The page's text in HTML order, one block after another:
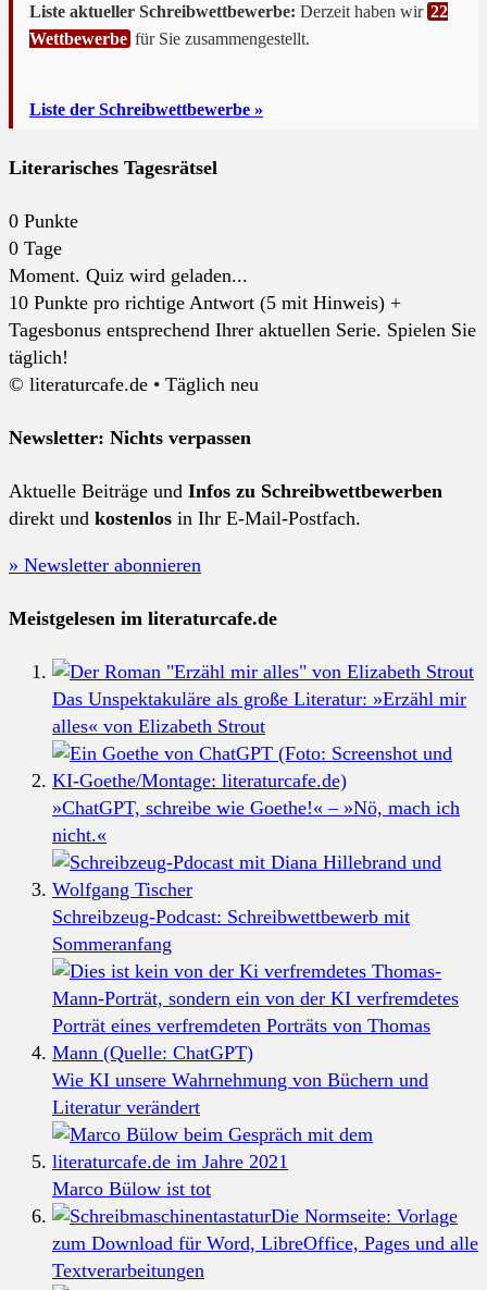
Liste aktueller Schreibwettbewerbe: Derzeit haben wir 22
Wettbewerbe für Sie zusammengestellt.
Liste der Schreibwettbewerbe »
Literarisches Tagesrätsel
0 Punkte
0 Tage
Moment. Quiz wird geladen...
10 Punkte pro richtige Antwort (5 mit Hinweis) +
Tagesbonus entsprechend Ihrer aktuellen Serie. Spielen Sie
täglich!
© literaturcafe.de • Täglich neu
Newsletter: Nichts verpassen
Aktuelle Beiträge und Infos zu Schreibwettbewerben
direkt und kostenlos in Ihr E-Mail-Postfach.
» Newsletter abonnieren
Meistgelesen im literaturcafe.de
Das Unspektakuläre als große Literatur: »Erzähl mir
alles« von Elizabeth Strout
»ChatGPT, schreibe wie Goethe!« – »Nö, mach ich
nicht.«
Schreibzeug-Podcast: Schreibwettbewerb mit
Sommeranfang
Wie KI unsere Wahrnehmung von Büchern und
Literatur verändert
Marco Bülow ist tot
Die Normseite: Vorlage
zum Download für Word, LibreOffice, Pages und alle
Textverarbeitungen